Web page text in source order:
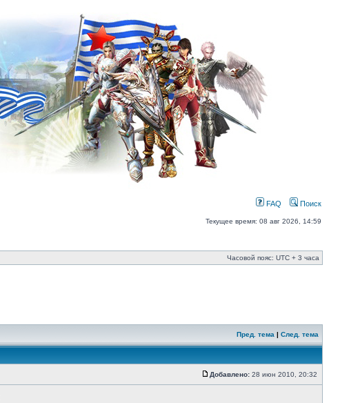
FAQ Поиск
Текущее время: 08 авг 2026, 14:59
Часовой пояс: UTC + 3 часа
Пред. тема | След. тема
Добавлено: 28 июн 2010, 20:32